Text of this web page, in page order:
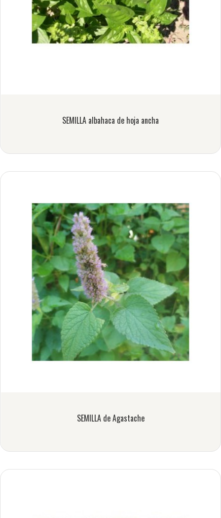
SEMILLA albahaca de hoja ancha
SEMILLA de Agastache